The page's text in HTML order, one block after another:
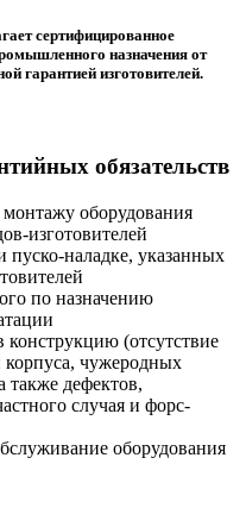
сертифицированное
назначения от
гарантией изготовителей.
обязательств
оборудования
изготовителей
наладке, указанных
по назначению
конструкцию (отсутствие
чужеродных
также дефектов,
случая и форс-
оборудования